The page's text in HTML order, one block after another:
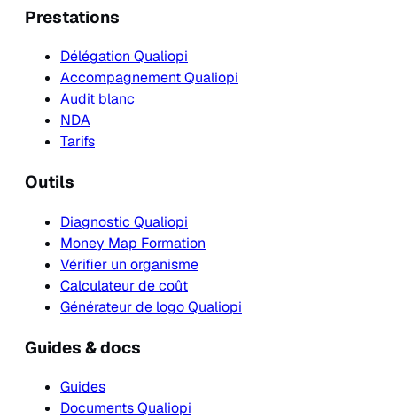
Prestations
Délégation Qualiopi
Accompagnement Qualiopi
Audit blanc
NDA
Tarifs
Outils
Diagnostic Qualiopi
Money Map Formation
Vérifier un organisme
Calculateur de coût
Générateur de logo Qualiopi
Guides & docs
Guides
Documents Qualiopi